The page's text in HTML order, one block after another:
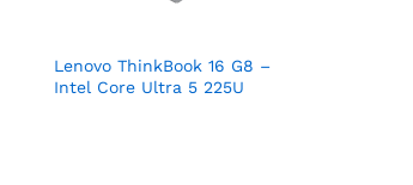
Lenovo ThinkBook 16 G8 –
Intel Core Ultra 5 225U